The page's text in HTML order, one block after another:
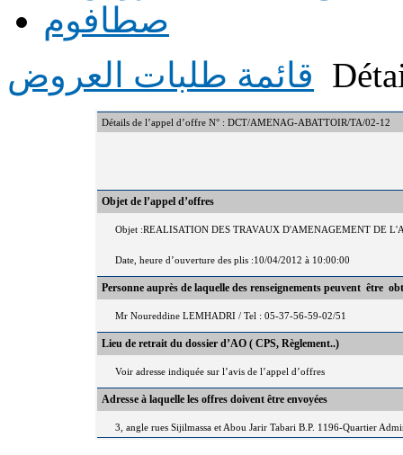
صطافوم
قائمة طلبات العروض
Détails de l’appel d’offre N° : DCT/AMENAG-ABATTOIR/TA/02-12
Objet de l’appel d’offres
Objet :REALISATION DES TRAVAUX D'AMENAGEMENT DE
Date, heure d’ouverture des plis :10/04/2012 à 10:00:00
Personne auprès de laquelle des renseignements peuvent être
Mr Noureddine LEMHADRI / Tel : 05-37-56-59-02/51
Lieu de retrait du dossier d’AO ( CPS, Règlement..)
Voir adresse indiquée sur l’avis de l’appel d’offres
Adresse à laquelle les offres doivent être envoyées
3, angle rues Sijilmassa et Abou Jarir Tabari B.P. 1196-Quartier